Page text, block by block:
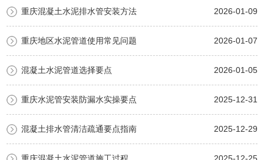
重庆混凝土水泥排水管安装方法 2026-01-09
重庆地区水泥管道使用常见问题 2026-01-07
混凝土水泥管道选择要点 2026-01-05
重庆水泥管安装防漏水实操要点 2025-12-31
混凝土排水管清洁疏通要点指南 2025-12-29